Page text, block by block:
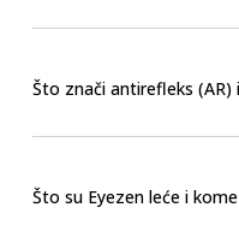
Što znači antirefleks
Što su Eyezen leće i